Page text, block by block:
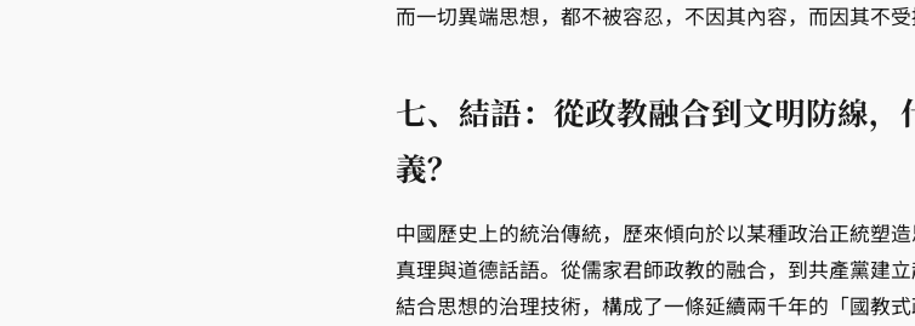
而一切異端思想，都不被容忍，不因其內容，而因其不受
七、結語：從政教融合到文明防線，
義？
中國歷史上的統治傳統，歷來傾向於以某種政治正統塑
真理與道德話語。從儒家君師政教的融合，到共產黨建
結合思想的治理技術，構成了一條延續兩千年的「國教式